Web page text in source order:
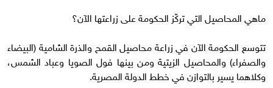
ماهي المحاصيل التي تركّز الحكومة على زراعتها الآن؟
تتوسع الحكومة الآن في زراعة محاصيل القمح والذرة الشامية (البيضاء
والصفراء) والمحاصيل الزيتية ومن بينها فول الصويا وعباد الشمس،
وكلاهما يسير بالتوازن في خطط الدولة المصرية.